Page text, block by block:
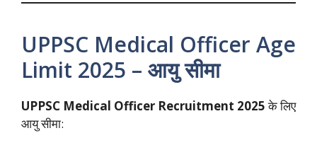
UPPSC Medical Officer Age
Limit 2025 – आयु सीमा
UPPSC Medical Officer Recruitment 2025के लिए
आयु सीमा: